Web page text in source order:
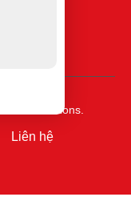
And Solutions.
Liên hệ